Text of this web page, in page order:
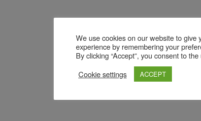
We use cookies on our website to give
experience by remembering your
By clicking “Accept”, you consent to
Cookie settings
ACCEPT